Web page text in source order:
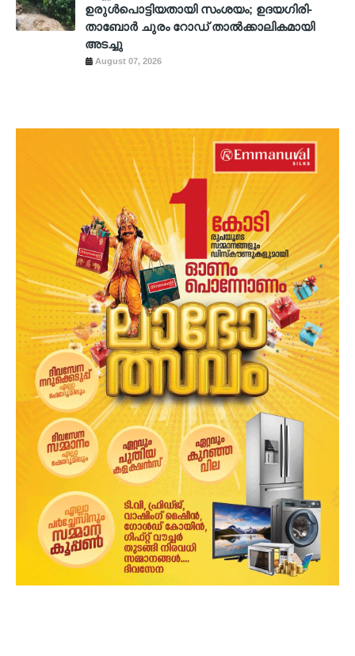
ഉരുൾപൊട്ടിയതായി സംശയം; ഉദയഗിരി-
താബോർ ചുരം റോഡ് താൽക്കാലികമായി
അടച്ചു
August 07, 2026